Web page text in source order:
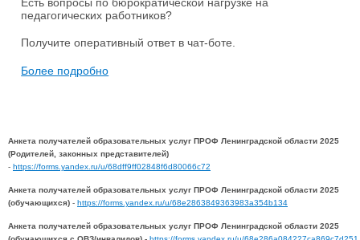
педагогических работников?
Получите оперативный ответ в чат-боте.
Более подробно
Анкета получателей образовательных услуг ПРОФ Ленинградской области 2025
(Родителей, законных представителей)
- https://forms.yandex.ru/u/68dff9ff02848f6d80066c72
Анкета получателей образовательных услуг ПРОФ Ленинградской области 2025
(обучающихся) - https://forms.yandex.ru/u/68e2863849363983a354b134
Анкета получателей образовательных услуг ПРОФ Ленинградской области 2025